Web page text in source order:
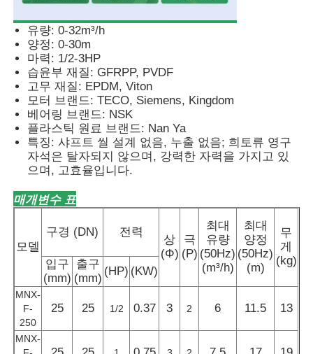
계량 투약 펌프
물속에 잠길 수 있는 오수 펌프
산업적 원심형 송풍기
유량: 0-32m³/h
양정: 0-30m
마력: 1/2-3HP
습윤부 재질: GFRPP, PVDF
고무 재질: EPDM, Viton
모터 브랜드: TECO, Siemens, Kingdom
베어링 브랜드: NSK
플라스틱 원료 브랜드: Nan Ya
특징: 샤프트 씰 설계 없음, 누출 없음; 희토류 영구
자석은 탈자되지 않으며, 강력한 자력을 가지고 있
으며, 고효율입니다.
매개변수 표
모델
구경 (DN) 전력
상
(Φ)
극
(P)
최대
유량
(50Hz)
(m³/h)
최대
양정
(50Hz)
(m)
무
게
(kg)
입구
(mm)
출구
(mm)
(HP) (KW)
MNX-
F-
250
25 25 1/2 0.37 3 2 6 11.5 13
MNX-